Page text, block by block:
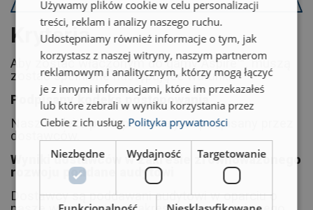
Kryteria
Aby zostać włączonym do gamy Aspire™, muszą
zostać spełnione następujące warunki:
Podpisany kodeks postępowania
Nasz kodeks postępowania jest podpisany przez
dostawców.
Wyniki dostawców w zakresie zrównoważonego
rozwoju poddane audytowi
Dostawcy są poddawani audytowi w oparciu o
Używamy plików cookie w celu personalizacji
treści, reklam i analizy naszego ruchu.
Udostępniamy również informacje o tym, jak
korzystasz z naszej witryny, naszym partnerom
reklamowym i analitycznym, którzy mogą łączyć
je z innymi informacjami, które im przekazałeś
lub które zebrali w wyniku korzystania przez
Ciebie z ich usług. Polityka prywatności
Niezbędne Wydajność Targetowanie